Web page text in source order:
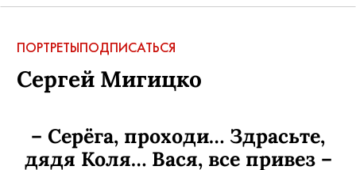
ПОРТРЕТЫПОДПИСАТЬСЯ
Сергей Мигицко
– Серёга, проходи… Здрасьте,
дядя Коля… Вася, все привез –